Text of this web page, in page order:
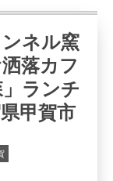
ネル窯
落カフ
ランチ
甲賀市